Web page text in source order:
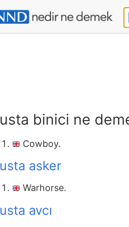
usta binici ne
Cowboy.
usta asker
Warhorse.
usta avcı